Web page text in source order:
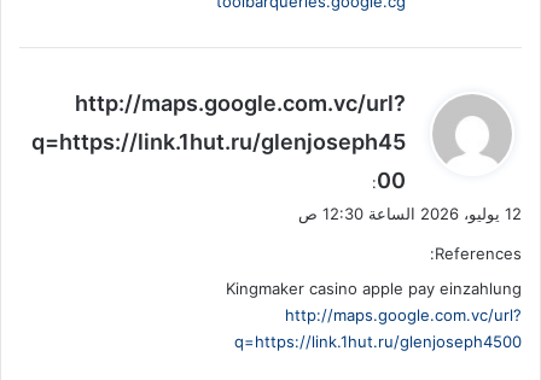
ي
و
ل
http://maps.google.com.vc/url?
q=https://link.1hut.ru/glenjoseph45
00
:
12 يوليو، 2026 الساعة 12:30 ص
References:
Kingmaker casino apple pay einzahlung
http://maps.google.com.vc/url?
q=https://link.1hut.ru/glenjoseph4500